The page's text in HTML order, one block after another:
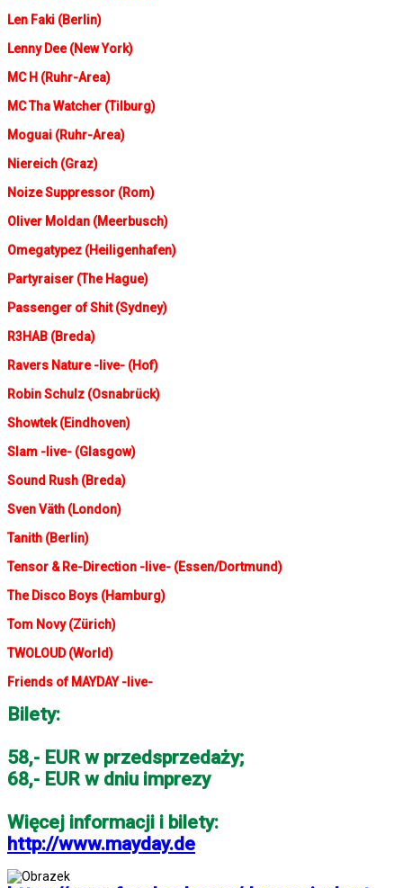
Len Faki (Berlin)
Lenny Dee (New York)
MC H (Ruhr-Area)
MC Tha Watcher (Tilburg)
Moguai (Ruhr-Area)
Niereich (Graz)
Noize Suppressor (Rom)
Oliver Moldan (Meerbusch)
Omegatypez (Heiligenhafen)
Partyraiser (The Hague)
Passenger of Shit (Sydney)
R3HAB (Breda)
Ravers Nature -live- (Hof)
Robin Schulz (Osnabrück)
Showtek (Eindhoven)
Slam -live- (Glasgow)
Sound Rush (Breda)
Sven Väth (London)
Tanith (Berlin)
Tensor & Re-Direction -live- (Essen/Dortmund)
The Disco Boys (Hamburg)
Tom Novy (Zürich)
TWOLOUD (World)
Friends of MAYDAY -live-
Bilety:
58,- EUR w przedsprzedaży;
68,- EUR w dniu imprezy
Więcej informacji i bilety:
http://www.mayday.de